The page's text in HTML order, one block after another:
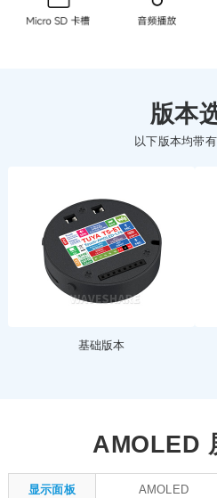
版本
以下版本均带
基础版本
AMOLED
显示面板 AMOLED